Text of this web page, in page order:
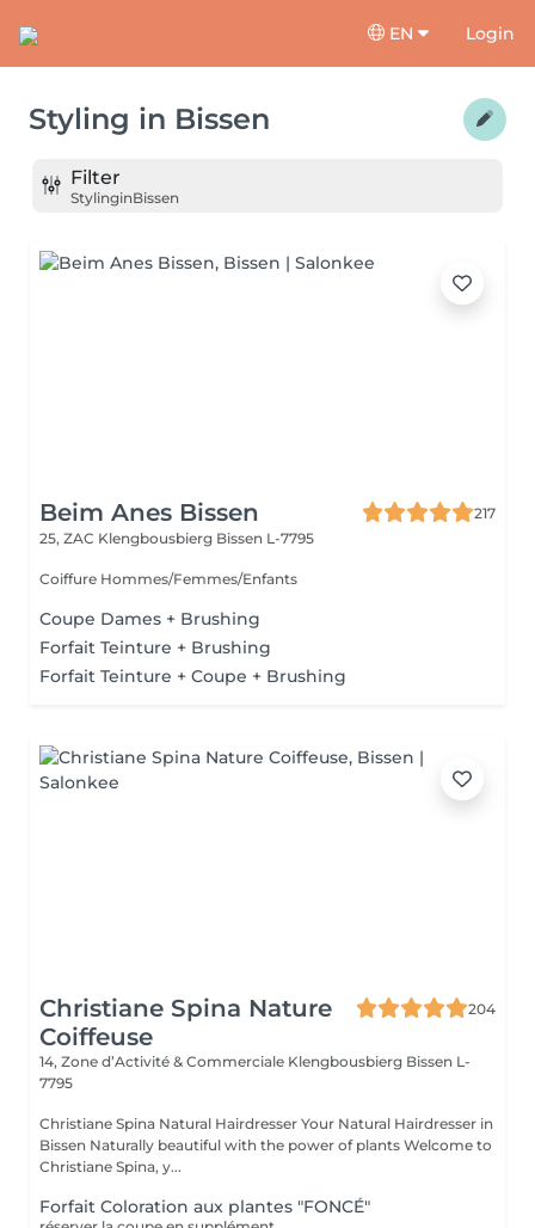
EN Login
Styling in Bissen
Filter
StylinginBissen
Beim Anes Bissen
217
25, ZAC Klengbousbierg Bissen L-7795
Coiffure Hommes/Femmes/Enfants
Coupe Dames + Brushing
Forfait Teinture + Brushing
Forfait Teinture + Coupe + Brushing
Christiane Spina Nature
Coiffeuse
204
14, Zone d’Activité & Commerciale Klengbousbierg Bissen L-
7795
Christiane Spina Natural Hairdresser Your Natural Hairdresser in
Bissen Naturally beautiful with the power of plants Welcome to
Christiane Spina, y...
Forfait Coloration aux plantes "FONCÉ"